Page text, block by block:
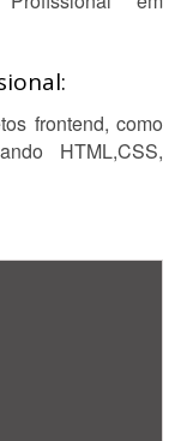
frontend, como
HTML,CSS,